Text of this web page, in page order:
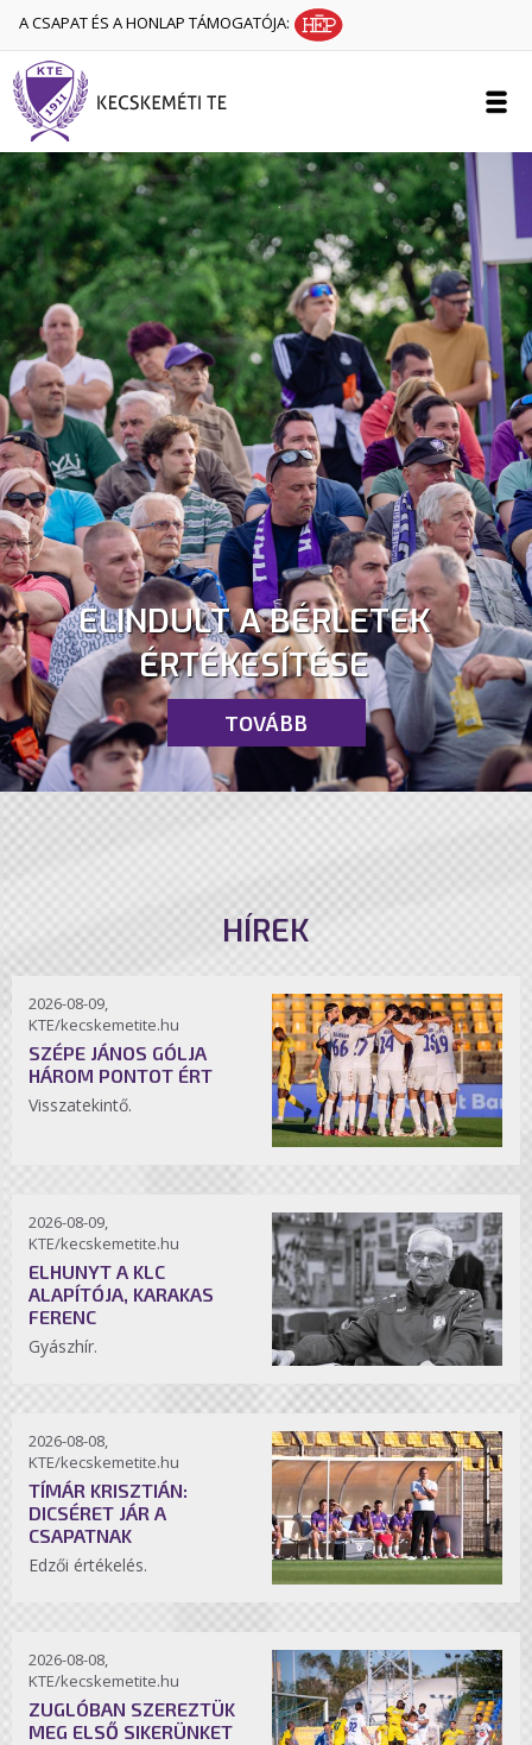
A CSAPAT ÉS A HONLAP TÁMOGATÓJA:
ELINDULT A BÉRLETEK
ÉRTÉKESÍTÉSE
TOVÁBB
HÍREK
2026-08-09,
KTE/kecskemetite.hu
SZÉPE JÁNOS GÓLJA
HÁROM PONTOT ÉRT
Visszatekintő.
2026-08-09,
KTE/kecskemetite.hu
ELHUNYT A KLC
ALAPÍTÓJA, KARAKAS
FERENC
Gyászhír.
2026-08-08,
KTE/kecskemetite.hu
TÍMÁR KRISZTIÁN:
DICSÉRET JÁR A
CSAPATNAK
Edzői értékelés.
2026-08-08,
KTE/kecskemetite.hu
ZUGLÓBAN SZEREZTÜK
MEG ELSŐ SIKERÜNKET